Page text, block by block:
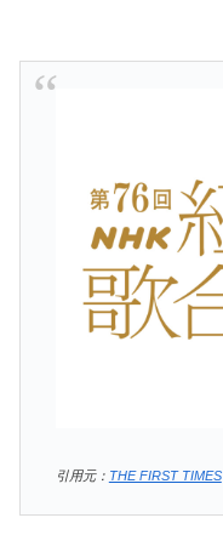
引用元： THE FIRST TIMES